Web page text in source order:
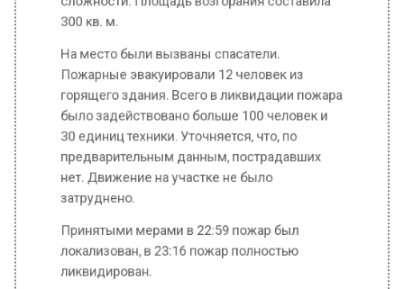
Пожарные эвакуировали 12 человек из
было задействовано больше 100 человек и
30 единиц техники. Уточняется, что, по
предварительным данным, пострадавших
нет. Движение на участке не было
затруднено.
Принятыми мерами в 22:59 пожар был
локализован, в 23:16 пожар полностью
ликвидирован.